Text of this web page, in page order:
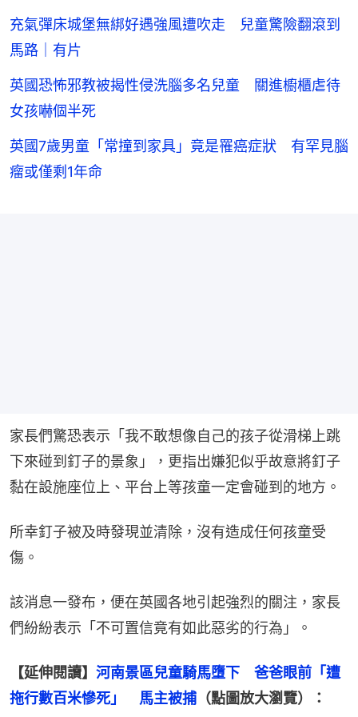
充氣彈床城堡無綁好遇強風遭吹走 兒童驚險翻滾到
馬路｜有片
英國恐怖邪教被揭性侵洗腦多名兒童 關進櫥櫃虐待
女孩嚇個半死
英國7歲男童「常撞到家具」竟是罹癌症狀 有罕見腦
瘤或僅剩1年命
家長們驚恐表示「我不敢想像自己的孩子從滑梯上跳
下來碰到釘子的景象」，更指出嫌犯似乎故意將釘子
黏在設施座位上、平台上等孩童一定會碰到的地方。
所幸釘子被及時發現並清除，沒有造成任何孩童受
傷。
該消息一發布，便在英國各地引起強烈的關注，家長
們紛紛表示「不可置信竟有如此惡劣的行為」。
【延伸閱讀】 河南景區兒童騎馬墮下　爸爸眼前「遭
拖行數百米慘死」　馬主被捕 （點圖放大瀏覽）：